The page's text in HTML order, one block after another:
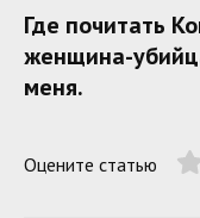
Где почитать
женщина-
меня.
Оцените статью